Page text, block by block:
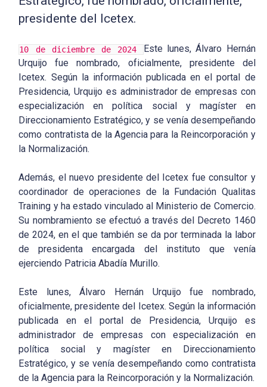
presidente del Icetex.
10 de diciembre de 2024
Este lunes, Álvaro Hernán
Urquijo fue nombrado, oficialmente, presidente del
Icetex. Según la información publicada en el portal de
Presidencia, Urquijo es administrador de empresas con
especialización en política social y magíster en
Direccionamiento Estratégico, y se venía desempeñando
como contratista de la Agencia para la Reincorporación y
la Normalización.
Además, el nuevo presidente del Icetex fue consultor y
coordinador de operaciones de la Fundación Qualitas
Training y ha estado vinculado al Ministerio de Comercio.
Su nombramiento se efectuó a través del Decreto 1460
de 2024, en el que también se da por terminada la labor
de presidenta encargada del instituto que venía
ejerciendo Patricia Abadía Murillo.
Este lunes, Álvaro Hernán Urquijo fue nombrado,
oficialmente, presidente del Icetex. Según la información
publicada en el portal de Presidencia, Urquijo es
administrador de empresas con especialización en
política social y magíster en Direccionamiento
Estratégico, y se venía desempeñando como contratista
de la Agencia para la Reincorporación y la Normalización.